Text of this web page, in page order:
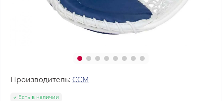
Производитель: CCM
Есть в наличии